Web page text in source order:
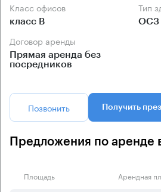
Класс офисов
класс B
Тип
ОСЗ
Договор аренды
Прямая аренда без
посредников
Позвонить Получить
Предложения по аренде
Площадь Арендная